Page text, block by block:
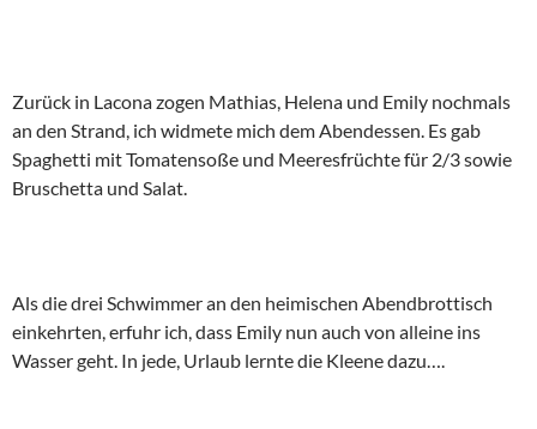
Zurück in Lacona zogen Mathias, Helena und Emily nochmals
an den Strand, ich widmete mich dem Abendessen. Es gab
Spaghetti mit Tomatensoße und Meeresfrüchte für 2/3 sowie
Bruschetta und Salat.
Als die drei Schwimmer an den heimischen Abendbrottisch
einkehrten, erfuhr ich, dass Emily nun auch von alleine ins
Wasser geht. In jede, Urlaub lernte die Kleene dazu….